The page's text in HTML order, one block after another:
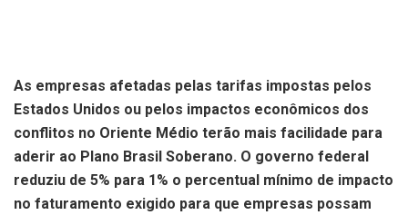
As empresas afetadas pelas tarifas impostas pelos
Estados Unidos ou pelos impactos econômicos dos
conflitos no Oriente Médio terão mais facilidade para
aderir ao Plano Brasil Soberano. O governo federal
reduziu de 5% para 1% o percentual mínimo de impacto
no faturamento exigido para que empresas possam